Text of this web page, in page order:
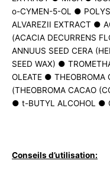
o-CYMEN-5-OL ●
ALVAREZII EXTRACT ●
(ACACIA DECURRENS
ANNUUS SEED CERA
SEED WAX) ●
OLEATE ● THEOBROMA
(THEOBROMA CACAO
● t-BUTYL ALCOHOL ●
Conseils d’utilisation: